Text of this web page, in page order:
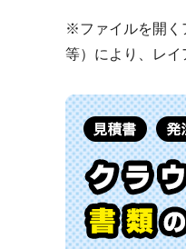
※ファイルを開く
等）により、レイ